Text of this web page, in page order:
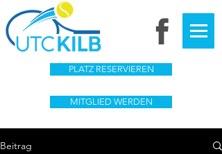
PLATZ RESERVIEREN
MITGLIED WERDEN
Beitrag